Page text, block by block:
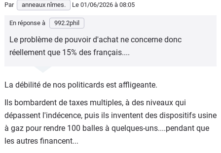
Par anneaux nîmes. Le 01/06/2026 à 08:05
En réponse à 992.2phil
Le problème de pouvoir d'achat ne concerne donc
réellement que 15% des français....
La débilité de nos politicards est affligeante.
Ils bombardent de taxes multiples, à des niveaux qui
dépassent l'indécence, puis ils inventent des dispositifs usine
à gaz pour rendre 100 balles à quelques-uns....pendant que
les autres financent...